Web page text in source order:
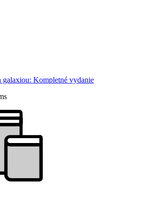
galaxiou: Kompletné vydanie